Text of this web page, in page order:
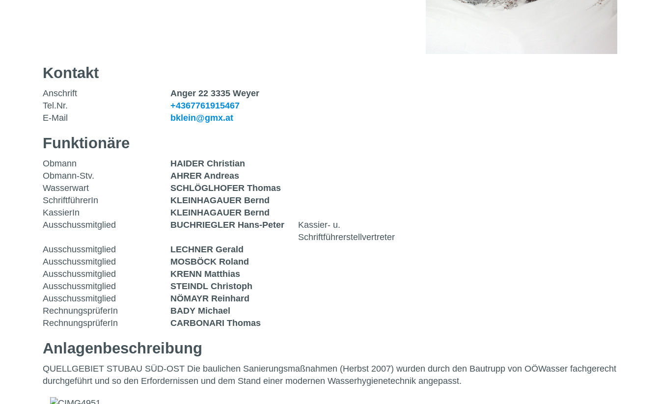
Kontakt
Anschrift
Anger 22 3335 Weyer
Tel.Nr.
+4367761915467
E-Mail
bklein@gmx.at
Funktionäre
Obmann
HAIDER Christian
Obmann-Stv.
AHRER Andreas
Wasserwart
SCHLÖGLHOFER Thomas
SchriftführerIn
KLEINHAGAUER Bernd
KassierIn
KLEINHAGAUER Bernd
Ausschussmitglied
BUCHRIEGLER Hans-Peter
Kassier- u.
Schriftführerstellvertreter
Ausschussmitglied
LECHNER Gerald
Ausschussmitglied
MOSBÖCK Roland
Ausschussmitglied
KRENN Matthias
Ausschussmitglied
STEINDL Christoph
Ausschussmitglied
NÖMAYR Reinhard
RechnungsprüferIn
BADY Michael
RechnungsprüferIn
CARBONARI Thomas
Anlagen­beschreibung
QUELLGEBIET STUBAU SÜD-OST Die baulichen Sanierungsmaßnahmen (Herbst 2007) wurden durch den Bautrupp von OÖWasser fachgerecht
durchgeführt und so den Erfordernissen und dem Stand einer modernen Wasserhygienetechnik angepasst.